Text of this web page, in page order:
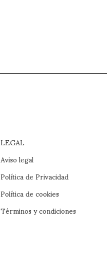
LEGAL
Aviso legal
Política de Privacidad
Política de cookies
Términos y condiciones